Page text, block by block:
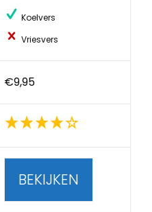
Koelvers
Vriesvers
€9,95
BEKIJKEN